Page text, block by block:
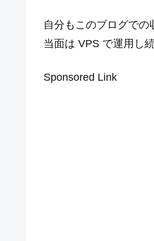
自分もこのブログでの
当面は VPS で運用し
Sponsored Link